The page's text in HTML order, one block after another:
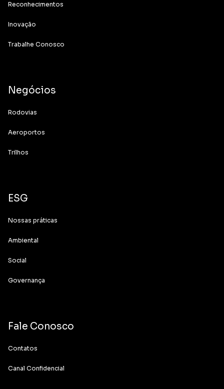
Reconhecimentos
Inovação
Trabalhe Conosco
Negócios
Rodovias
Aeroportos
Trilhos
ESG
Nossas práticas
Ambiental
Social
Governança
Fale Conosco
Contatos
Canal Confidencial